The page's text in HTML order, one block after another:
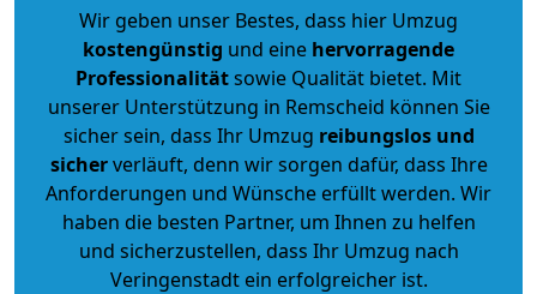
Wir geben unser Bestes, dass hier Umzug
kostengünstig und eine hervorragende
Professionalitätsowie Qualität bietet. Mit
unserer Unterstützung in Remscheid können Sie
sicher sein, dass Ihr Umzug reibungslos und
sicherverläuft, denn wir sorgen dafür, dass Ihre
Anforderungen und Wünsche erfüllt werden. Wir
haben die besten Partner, um Ihnen zu helfen
und sicherzustellen, dass Ihr Umzug nach
Veringenstadt ein erfolgreicher ist.